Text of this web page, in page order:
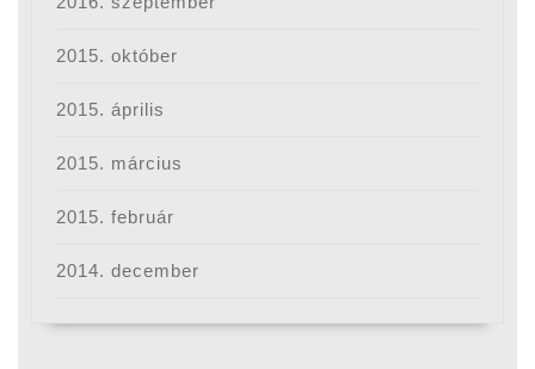
2015. október
2015. április
2015. március
2015. február
2014. december